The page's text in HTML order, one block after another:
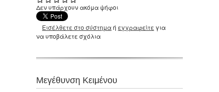
Δεν υπάρχουν ακόμα ψήφοι
Εισέλθετε στο σύστημαή εγγραφείτε για
να υποβάλετε σχόλια
Μεγέθυνση Κειμένου